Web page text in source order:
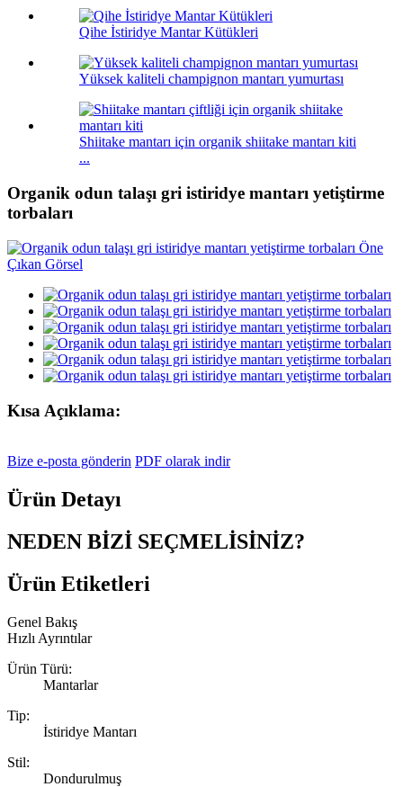
Qihe İstiridye Mantar Kütükleri
Yüksek kaliteli champignon mantarı yumurtası
Shiitake mantarı için organik shiitake mantarı kiti
...
Organik odun talaşı gri istiridye mantarı yetiştirme
torbaları
Kısa Açıklama:
Bize e-posta gönderin PDF olarak indir
Ürün Detayı
NEDEN BİZİ SEÇMELİSİNİZ?
Ürün Etiketleri
Genel Bakış
Hızlı Ayrıntılar
Ürün Türü:
Mantarlar
Tip:
İstiridye Mantarı
Stil:
Dondurulmuş